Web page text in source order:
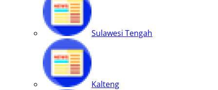
Sulawesi Tengah
Kalteng